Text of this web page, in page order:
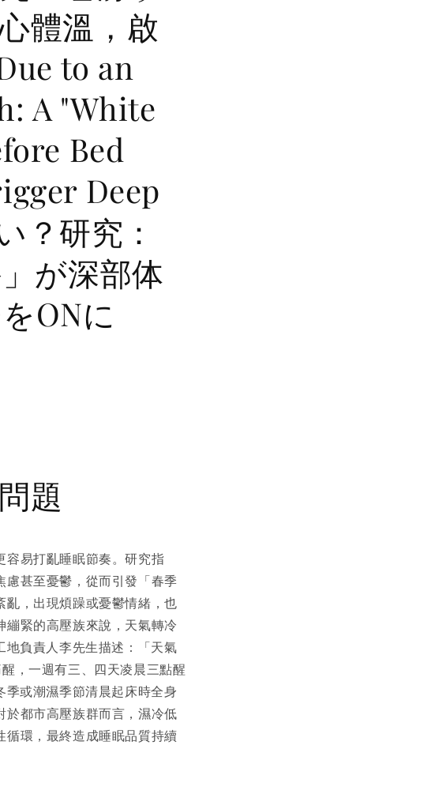
體溫，啟
to an
A "White
Bed
Deep
？研究：
が深部体
ONに
題
容易打亂睡眠節奏。研究指
慮甚至憂鬱，從而引發「春季
亂，出現煩躁或憂鬱情緒，也
緊的高壓族來說，天氣轉冷
地負責人李先生描述：「天氣
，一週有三、四天凌晨三點醒
季或潮濕季節清晨起床時全身
都市高壓族群而言，濕冷低
環，最終造成睡眠品質持續